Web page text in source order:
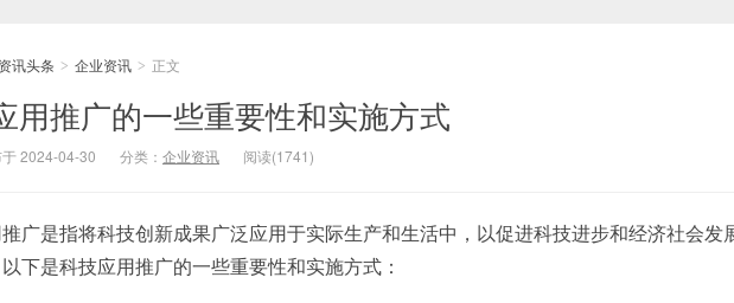
资讯头条 > 企业资讯 > 正文
用推广的一些重要性和实施方式
2024-04-30 分类： 企业资讯 阅读(1741)
广是指将科技创新成果广泛应用于实际生产和生活中，以促进科技进步和经济社会发
下是科技应用推广的一些重要性和实施方式：